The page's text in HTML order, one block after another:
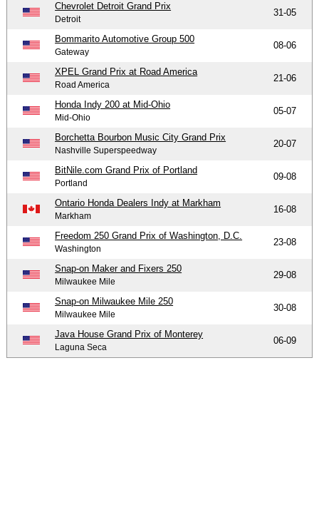
Chevrolet Detroit Grand Prix
Detroit
31-05
Bommarito Automotive Group 500
Gateway
08-06
XPEL Grand Prix at Road America
Road America
21-06
Honda Indy 200 at Mid-Ohio
Mid-Ohio
05-07
Borchetta Bourbon Music City Grand Prix
Nashville Superspeedway
20-07
BitNile.com Grand Prix of Portland
Portland
09-08
Ontario Honda Dealers Indy at Markham
Markham
16-08
Freedom 250 Grand Prix of Washington, D.C.
Washington
23-08
Snap-on Maker and Fixers 250
Milwaukee Mile
29-08
Snap-on Milwaukee Mile 250
Milwaukee Mile
30-08
Java House Grand Prix of Monterey
Laguna Seca
06-09